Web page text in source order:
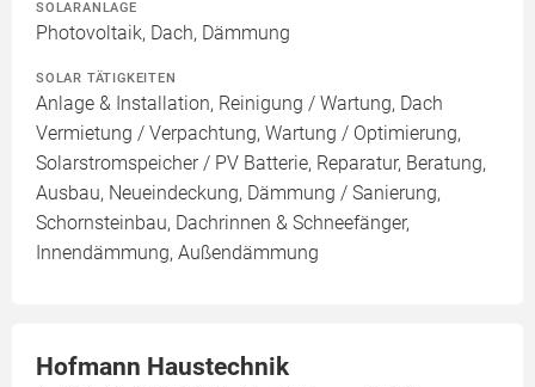
SOLARANLAGE
Photovoltaik, Dach, Dämmung
SOLAR TÄTIGKEITEN
Anlage & Installation, Reinigung / Wartung, Dach
Vermietung / Verpachtung, Wartung / Optimierung,
Solarstromspeicher / PV Batterie, Reparatur, Beratung,
Ausbau, Neueindeckung, Dämmung / Sanierung,
Schornsteinbau, Dachrinnen & Schneefänger,
Innendämmung, Außendämmung
Hofmann Haustechnik